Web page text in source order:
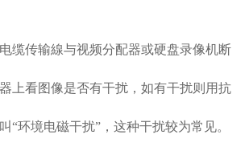
缆传输線与视频分配器或硬盘录像机断
上看图像是否有干扰，如有干扰则用抗
“环境电磁干扰”，这种干扰较为常见。